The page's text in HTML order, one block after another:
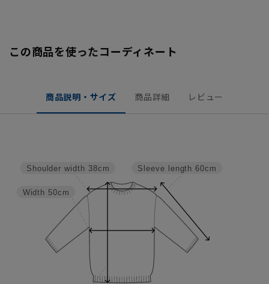
この商品を使ったコーディネート
商品説明・サイズ 商品詳細 レビュー
Sleeve length 60cm
Width 50cm
Shoulder width 38cm